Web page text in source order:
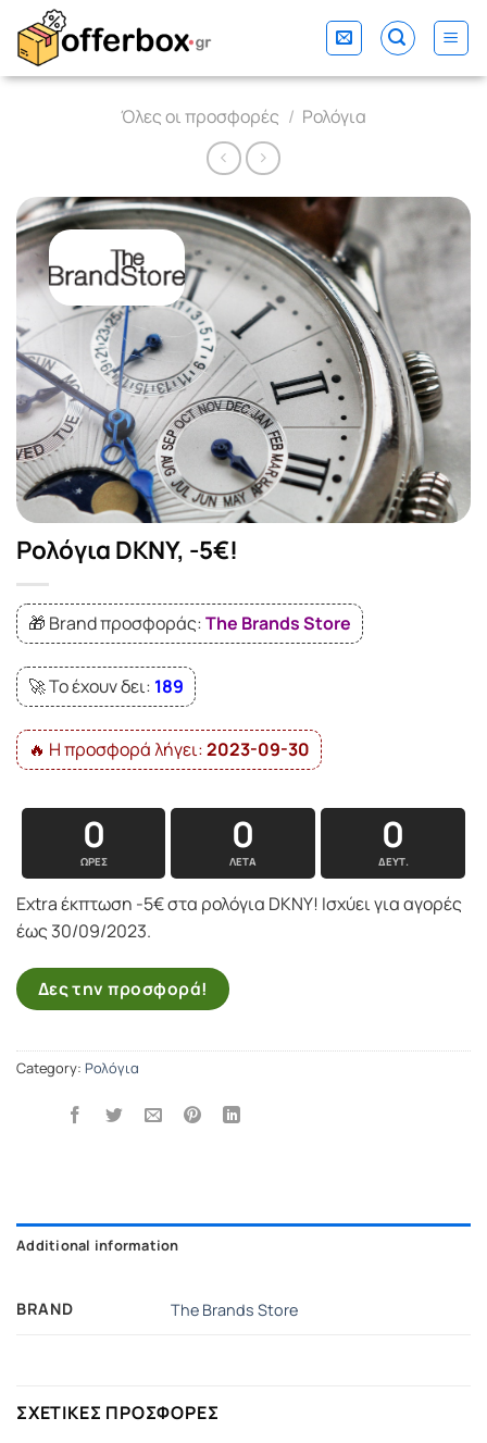
content
Όλες οι προσφορές / Ρολόγια
Ρολόγια DKNY, -5€!
🎁 Brand προσφοράς:The Brands Store
🚀 Το έχουν δει: 189
🔥 Η προσφορά λήγει:2023-09-30
0
ΏΡΕΣ
0
ΛΕΤΆ
0
ΔΕΥΤ.
Extra έκπτωση -5€ στα ρολόγια DKNY! Ισχύει για αγορές
έως 30/09/2023.
Δες την προσφορά!
Category: Ρολόγια
Additional information
BRAND The Brands Store
ΣΧΕΤΙΚΕΣ ΠΡΟΣΦΟΡΕΣ